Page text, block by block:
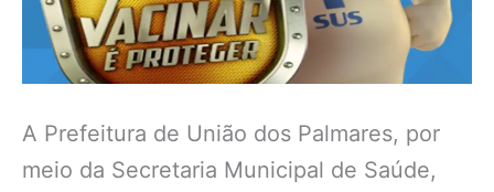
A Prefeitura de União dos Palmares, por
meio da Secretaria Municipal de Saúde,